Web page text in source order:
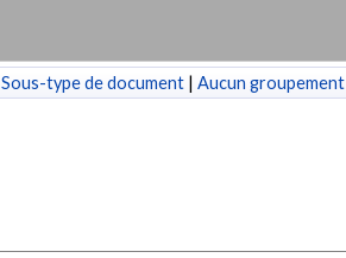
Sous-type de document | Aucun groupement